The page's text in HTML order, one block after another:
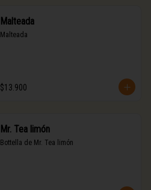
Malteada
Malteada
$13.900
Mr. Tea limón
Bottella de Mr. Tea limón